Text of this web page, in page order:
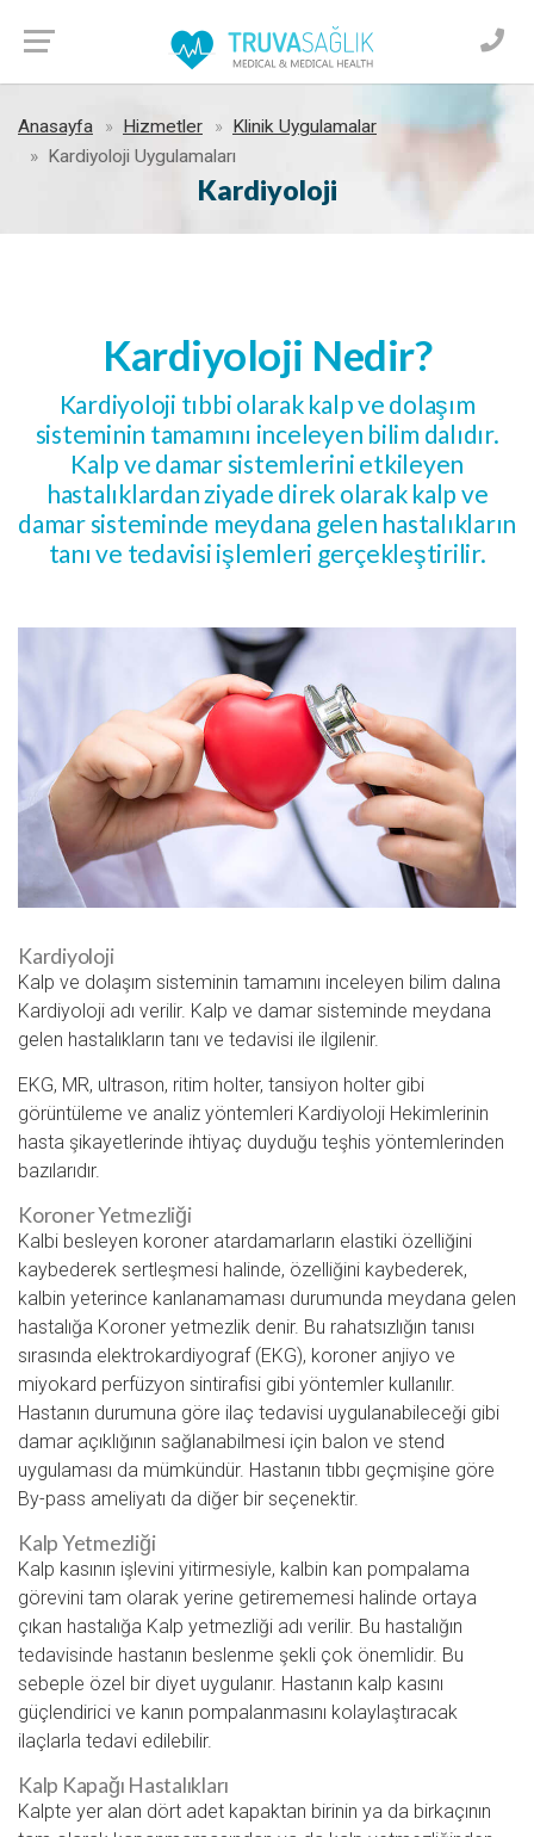
Anasayfa Hizmetler
Klinik Uygulamalar
Kardiyoloji Uygulamaları
Kardiyoloji
Kardiyoloji Nedir?
Kardiyoloji tıbbi olarak kalp ve dolaşım
sisteminin tamamını inceleyen bilim dalıdır.
Kalp ve damar sistemlerini etkileyen
hastalıklardan ziyade direk olarak kalp ve
damar sisteminde meydana gelen hastalıkların
tanı ve tedavisi işlemleri gerçekleştirilir.
Kardiyoloji
Kalp ve dolaşım sisteminin tamamını inceleyen bilim dalına
Kardiyoloji adı verilir. Kalp ve damar sisteminde meydana
gelen hastalıkların tanı ve tedavisi ile ilgilenir.
EKG, MR, ultrason, ritim holter, tansiyon holter gibi
görüntüleme ve analiz yöntemleri Kardiyoloji Hekimlerinin
hasta şikayetlerinde ihtiyaç duyduğu teşhis yöntemlerinden
bazılarıdır.
Koroner Yetmezliği
Kalbi besleyen koroner atardamarların elastiki özelliğini
kaybederek sertleşmesi halinde, özelliğini kaybederek,
kalbin yeterince kanlanamaması durumunda meydana gelen
hastalığa Koroner yetmezlik denir. Bu rahatsızlığın tanısı
sırasında elektrokardiyograf (EKG), koroner anjiyo ve
miyokard perfüzyon sintirafisi gibi yöntemler kullanılır.
Hastanın durumuna göre ilaç tedavisi uygulanabileceği gibi
damar açıklığının sağlanabilmesi için balon ve stend
uygulaması da mümkündür. Hastanın tıbbı geçmişine göre
By-pass ameliyatı da diğer bir seçenektir.
Kalp Yetmezliği
Kalp kasının işlevini yitirmesiyle, kalbin kan pompalama
görevini tam olarak yerine getirememesi halinde ortaya
çıkan hastalığa Kalp yetmezliği adı verilir. Bu hastalığın
tedavisinde hastanın beslenme şekli çok önemlidir. Bu
sebeple özel bir diyet uygulanır. Hastanın kalp kasını
güçlendirici ve kanın pompalanmasını kolaylaştıracak
ilaçlarla tedavi edilebilir.
Kalp Kapağı Hastalıkları
Kalpte yer alan dört adet kapaktan birinin ya da birkaçının